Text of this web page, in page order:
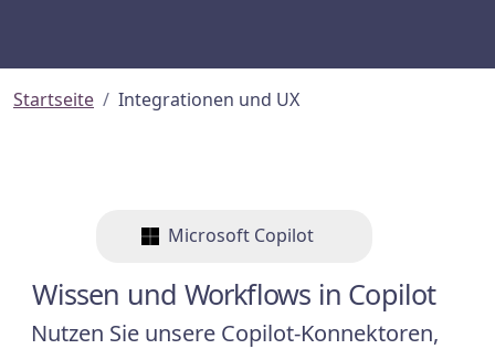
Startseite Integrationen und UX
Microsoft Copilot
Wissen und Workflows in Copilot
Nutzen Sie unsere Copilot-Konnektoren,